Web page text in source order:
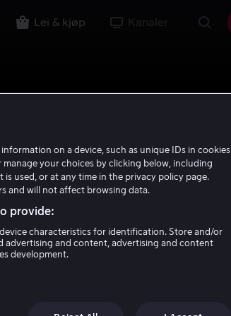
Lei & kjøp Kanaler
Tomb Of
on a device, such as unique IDs in cookies
your choices by clicking below, including
used, or at any time in the privacy policy page.
and will not affect browsing data.
provide:
characteristics for identification. Store and/or
advertising and content, advertising and content
development.